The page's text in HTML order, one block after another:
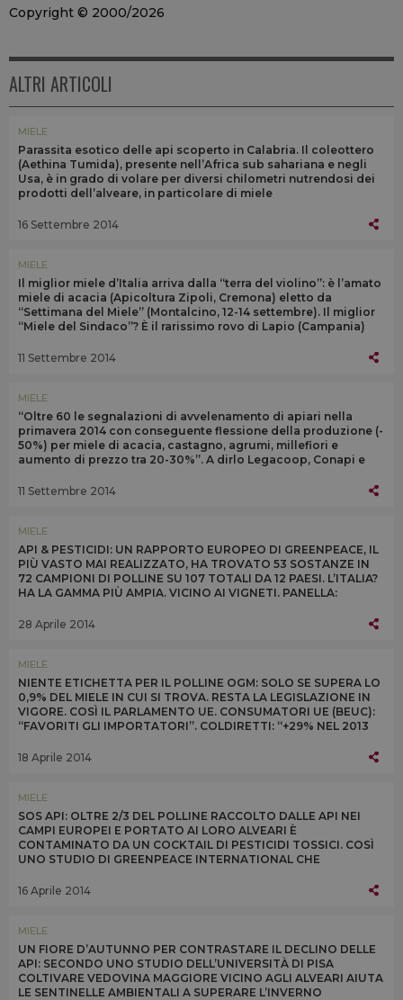
Copyright © 2000/2026
ALTRI ARTICOLI
MIELE
Parassita esotico delle api scoperto in Calabria. Il coleottero
(Aethina Tumida), presente nell’Africa sub sahariana e negli
Usa, è in grado di volare per diversi chilometri nutrendosi dei
prodotti dell’alveare, in particolare di miele
16 Settembre 2014
MIELE
Il miglior miele d’Italia arriva dalla “terra del violino”: è l’amato
miele di acacia (Apicoltura Zipoli, Cremona) eletto da
“Settimana del Miele” (Montalcino, 12-14 settembre). Il miglior
“Miele del Sindaco”? È il rarissimo rovo di Lapio (Campania)
11 Settembre 2014
MIELE
“Oltre 60 le segnalazioni di avvelenamento di apiari nella
primavera 2014 con conseguente flessione della produzione (-
50%) per miele di acacia, castagno, agrumi, millefiori e
aumento di prezzo tra 20-30%”. A dirlo Legacoop, Conapi e
11 Settembre 2014
MIELE
API & PESTICIDI: UN RAPPORTO EUROPEO DI GREENPEACE, IL
PIÙ VASTO MAI REALIZZATO, HA TROVATO 53 SOSTANZE IN
72 CAMPIONI DI POLLINE SU 107 TOTALI DA 12 PAESI. L’ITALIA?
HA LA GAMMA PIÙ AMPIA. VICINO AI VIGNETI. PANELLA:
28 Aprile 2014
MIELE
NIENTE ETICHETTA PER IL POLLINE OGM: SOLO SE SUPERA LO
0,9% DEL MIELE IN CUI SI TROVA. RESTA LA LEGISLAZIONE IN
VIGORE. COSÌ IL PARLAMENTO UE. CONSUMATORI UE (BEUC):
“FAVORITI GLI IMPORTATORI”. COLDIRETTI: “+29% NEL 2013
18 Aprile 2014
MIELE
SOS API: OLTRE 2/3 DEL POLLINE RACCOLTO DALLE API NEI
CAMPI EUROPEI E PORTATO AI LORO ALVEARI È
CONTAMINATO DA UN COCKTAIL DI PESTICIDI TOSSICI. COSÌ
UNO STUDIO DI GREENPEACE INTERNATIONAL CHE
UCCIDERCI”
16 Aprile 2014
MIELE
UN FIORE D’AUTUNNO PER CONTRASTARE IL DECLINO DELLE
API: SECONDO UNO STUDIO DELL’UNIVERSITÀ DI PISA
COLTIVARE VEDOVINA MAGGIORE VICINO AGLI ALVEARI AIUTA
LE SENTINELLE AMBIENTALI A SUPERARE L’INVERNO